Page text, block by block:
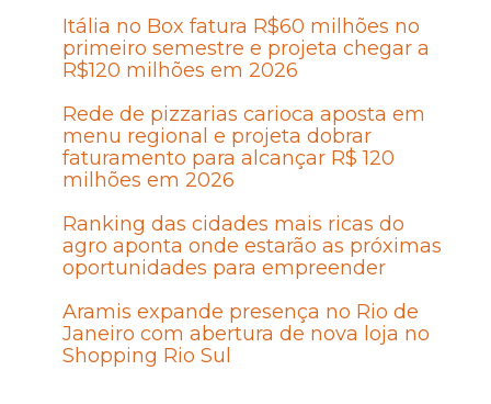
Itália no Box fatura R$60 milhões no
primeiro semestre e projeta chegar a
R$120 milhões em 2026
Rede de pizzarias carioca aposta em
menu regional e projeta dobrar
faturamento para alcançar R$ 120
milhões em 2026
Ranking das cidades mais ricas do
agro aponta onde estarão as próximas
oportunidades para empreender
Aramis expande presença no Rio de
Janeiro com abertura de nova loja no
Shopping Rio Sul